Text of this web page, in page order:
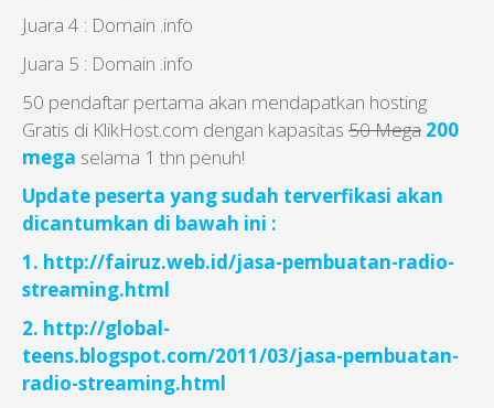
Juara 4 : Domain .info
Juara 5 : Domain .info
50 pendaftar pertama akan mendapatkan hosting
Gratis di KlikHost.com dengan kapasitas 50 Mega 200
mega selama 1 thn penuh!
Update peserta yang sudah terverfikasi akan
dicantumkan di bawah ini :
1. http://fairuz.web.id/jasa-pembuatan-radio-
streaming.html
2. http://global-
teens.blogspot.com/2011/03/jasa-pembuatan-
radio-streaming.html